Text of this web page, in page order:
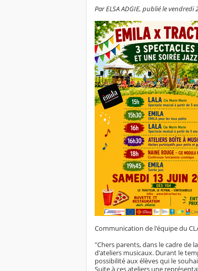
Par ELSA ADGIE, publié le
Communication de l'équipe du
"Chers parents, dans le cadre de
d'ateliers musicaux. Durant le
possibilité aux élèves qui le
Suite à ces ateliers une